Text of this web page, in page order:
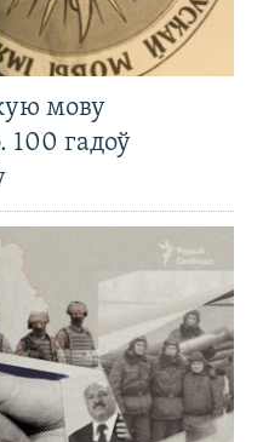
мову
100 гадоў